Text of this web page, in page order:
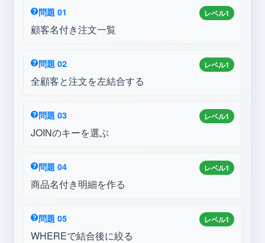
レベル1
問題 01
顧客名付き注文一覧
レベル1
問題 02
全顧客と注文を左結合する
レベル1
問題 03
JOINのキーを選ぶ
レベル1
問題 04
商品名付き明細を作る
レベル1
問題 05
WHEREで結合後に絞る